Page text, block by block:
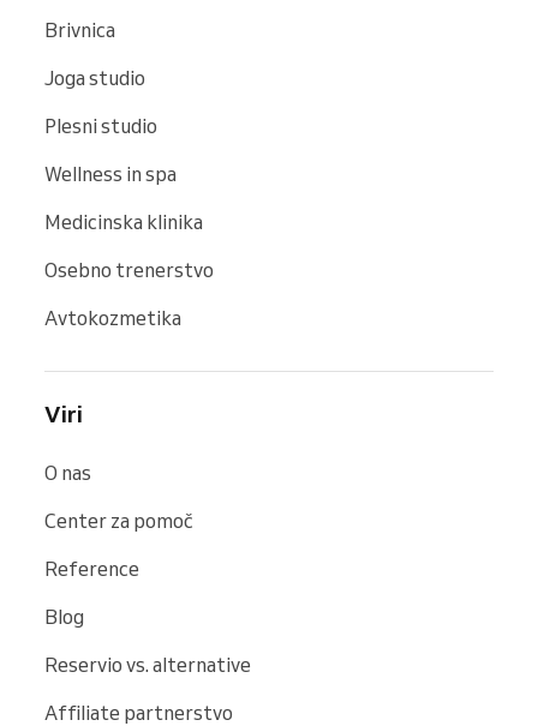
Brivnica
Joga studio
Plesni studio
Wellness in spa
Medicinska klinika
Osebno trenerstvo
Avtokozmetika
Viri
O nas
Center za pomoč
Reference
Blog
Reservio vs. alternative
Affiliate partnerstvo